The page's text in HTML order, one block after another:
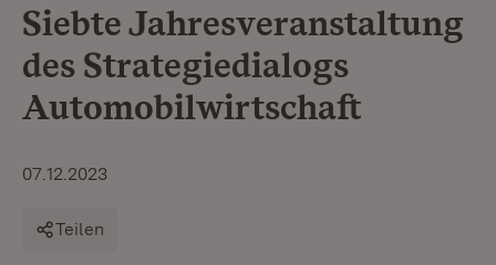
Siebte Jahresveranstaltung
des Strategiedialogs
Automobilwirtschaft
07.12.2023
Teilen